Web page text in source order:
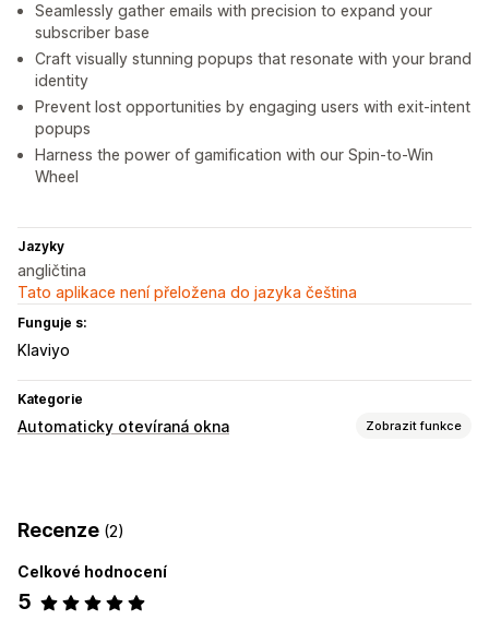
Seamlessly gather emails with precision to expand your
subscriber base
Craft visually stunning popups that resonate with your brand
identity
Prevent lost opportunities by engaging users with exit-intent
popups
Harness the power of gamification with our Spin-to-Win
Wheel
Jazyky
angličtina
Tato aplikace není přeložena do jazyka čeština
Funguje s:
Klaviyo
Kategorie
Automaticky otevíraná okna Zobrazit funkce
Automaticky otevíraná okna pro e-maily
Důvod opuštění stránky
Formuláře
Recenze (2)
Celkové hodnocení
5